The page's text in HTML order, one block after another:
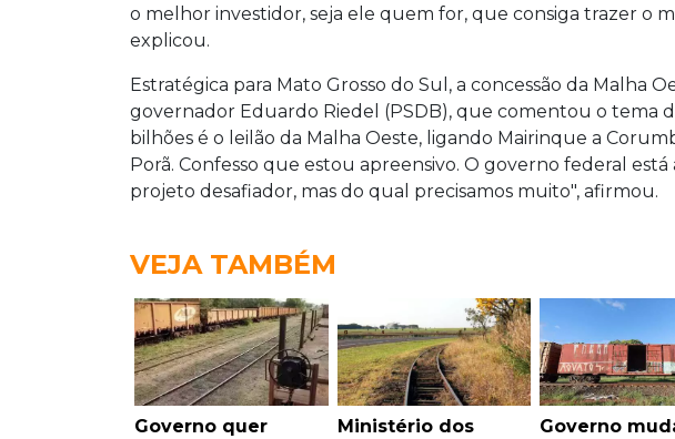
o melhor investidor, seja ele quem for, que consiga trazer o
explicou.
Estratégica para Mato Grosso do Sul, a concessão da Malha
governador Eduardo Riedel (PSDB), que comentou o tema
bilhões é o leilão da Malha Oeste, ligando Mairinque a
Porã. Confesso que estou apreensivo. O governo federal
projeto desafiador, mas do qual precisamos muito", afirmou.
VEJA TAMBÉM
Governo quer
Ministério dos
Governo